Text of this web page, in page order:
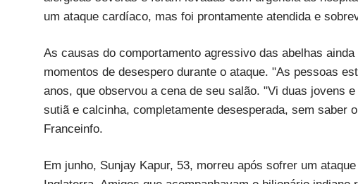
um ataque cardíaco, mas foi prontamente atendida e
As causas do comportamento agressivo das abelhas
momentos de desespero durante o ataque. "As pessoas
anos, que observou a cena de seu salão. "Vi duas jovens
sutiã e calcinha, completamente desesperada, sem saber
Franceinfo.
Em junho, Sunjay Kapur, 53, morreu após sofrer um